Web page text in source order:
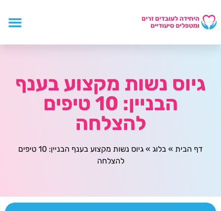
גיוס נשות מקצוע בענף
הבניין: 10 טיפים
להצלחה
דף הבית » בלוג »
גיוס נשות מקצוע בענף הבניין: 10 טיפים
להצלחה